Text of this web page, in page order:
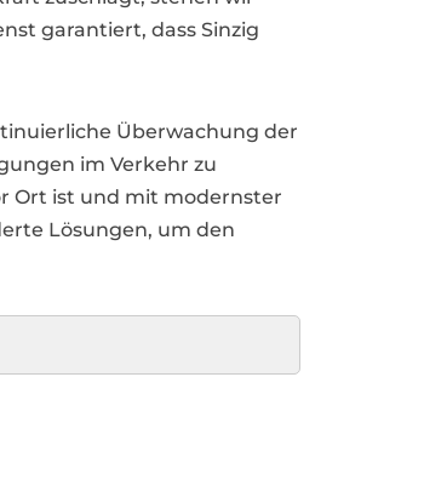
garantiert, dass Sinzig
Überwachung der
im Verkehr zu
Ort ist und mit modernster
Lösungen, um den